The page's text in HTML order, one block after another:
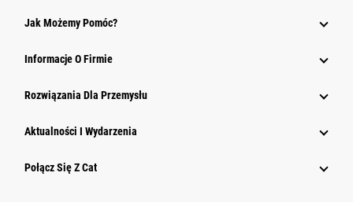
Jak Możemy Pomóc?
Informacje O Firmie
Rozwiązania Dla Przemysłu
Aktualności I Wydarzenia
Połącz Się Z Cat